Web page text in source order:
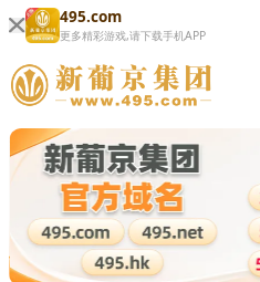
495.com
更多精彩游戏,请下载手机APP